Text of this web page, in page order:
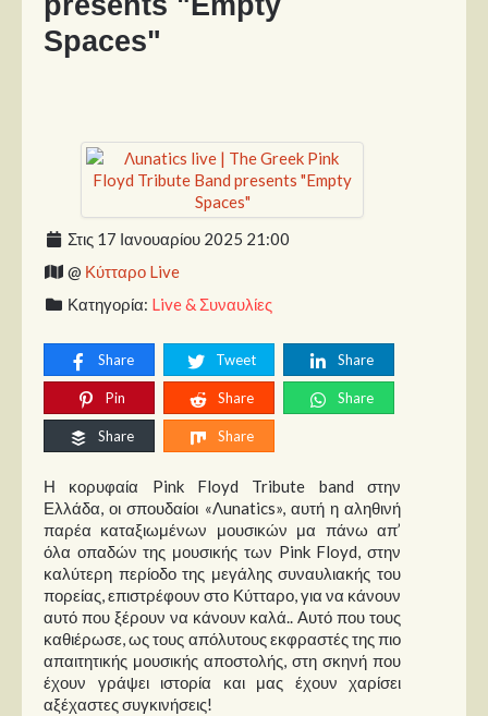
Συνεντεύξεις
Δίσκοι
Σειρές
Ταινίες
Βιβλία
Video News
Μουσικοί
Διάφοροι
Εκτός Συνόρων
Νέα
Στήλες
Polls
Small Talk
Blog
Spaces"
Στις 17 Ιανουαρίου 2025 21:00
@ Κύτταρο Live
Κατηγορία: Live & Συναυλίες
Share Tweet Share
Pin Share Share
Share Share
Η κορυφαία Pink Floyd Tribute band στην
Ελλάδα, οι σπουδαίοι «Λunatics», αυτή η αληθινή
παρέα καταξιωμένων μουσικών μα πάνω απ’
όλα οπαδών της μουσικής των Pink Floyd, στην
καλύτερη περίοδο της μεγάλης συναυλιακής του
πορείας, επιστρέφουν στο Κύτταρο, για να κάνουν
αυτό που ξέρουν να κάνουν καλά.. Αυτό που τους
καθιέρωσε, ως τους απόλυτους εκφραστές της πιο
απαιτητικής μουσικής αποστολής, στη σκηνή που
έχουν γράψει ιστορία και μας έχουν χαρίσει
αξέχαστες συγκινήσεις!